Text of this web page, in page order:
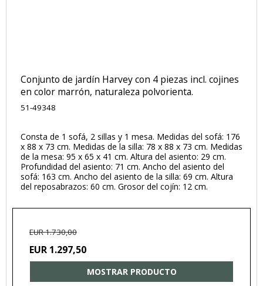
Conjunto de jardín Harvey con 4 piezas incl. cojines
en color marrón, naturaleza polvorienta.
51-49348
Consta de 1 sofá, 2 sillas y 1 mesa. Medidas del sofá: 176
x 88 x 73 cm. Medidas de la silla: 78 x 88 x 73 cm. Medidas
de la mesa: 95 x 65 x 41 cm. Altura del asiento: 29 cm.
Profundidad del asiento: 71 cm. Ancho del asiento del
sofá: 163 cm. Ancho del asiento de la silla: 69 cm. Altura
del reposabrazos: 60 cm. Grosor del cojín: 12 cm.
EUR 1.730,00
EUR 1.297,50
MOSTRAR PRODUCTO